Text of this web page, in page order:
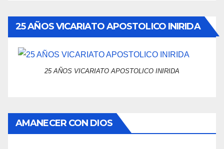
25 AÑOS VICARIATO APOSTOLICO INIRIDA
25 AÑOS VICARIATO APOSTOLICO INIRIDA
AMANECER CON DIOS